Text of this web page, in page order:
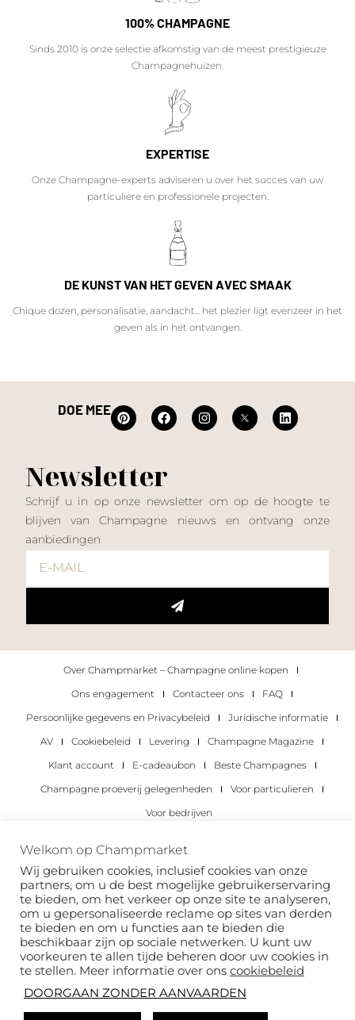
100% CHAMPAGNE
Sinds 2010 is onze selectie afkomstig van de meest prestigieuze
Champagnehuizen.
EXPERTISE
Onze Champagne-experts adviseren u over het succes van uw
particuliere en professionele projecten.
DE KUNST VAN HET GEVEN AVEC SMAAK
Chique dozen, personalisatie, aandacht... het plezier ligt evenzeer in het
geven als in het ontvangen.
DOE MEE
Newsletter
Schrijf u in op onze newsletter om op de hoogte te
blijven van Champagne nieuws en ontvang onze
aanbiedingen
Over Champmarket – Champagne online kopen
Ons engagement
Contacteer ons
FAQ
Persoonlijke gegevens en Privacybeleid
Juridische informatie
AV
Cookiebeleid Levering
Champagne Magazine
Klant account
E-cadeaubon
Beste Champagnes
Champagne proeverij gelegenheden
Voor particulieren
Voor bedrijven
Copyright 2022 © alle rechten voorbehouden.
Welkom op Champmarket
Wij gebruiken cookies, inclusief cookies van onze
partners, om u de best mogelijke gebruikerservaring
te bieden, om het verkeer op onze site te analyseren,
om u gepersonaliseerde reclame op sites van derden
te bieden en om u functies aan te bieden die
beschikbaar zijn op sociale netwerken. U kunt uw
voorkeuren te allen tijde beheren door uw cookies in
te stellen. Meer informatie over ons cookiebeleid
DOORGAAN ZONDER AANVAARDEN